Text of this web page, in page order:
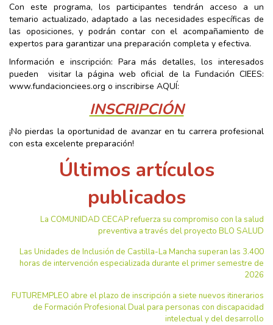
Con este programa, los participantes tendrán acceso a un
temario actualizado, adaptado a las necesidades específicas de
las oposiciones, y podrán contar con el acompañamiento de
expertos para garantizar una preparación completa y efectiva.
Información e inscripción: Para más detalles, los interesados
pueden visitar la página web oficial de la Fundación CIEES:
www.fundacionciees.org o inscribirse AQUÍ:
INSCRIPCIÓN
¡No pierdas la oportunidad de avanzar en tu carrera profesional
con esta excelente preparación!
Últimos artículos
publicados
La COMUNIDAD CECAP refuerza su compromiso con la salud
preventiva a través del proyecto BLO SALUD
Las Unidades de Inclusión de Castilla-La Mancha superan las 3.400
horas de intervención especializada durante el primer semestre de
2026
FUTUREMPLEO abre el plazo de inscripción a siete nuevos itinerarios
de Formación Profesional Dual para personas con discapacidad
intelectual y del desarrollo